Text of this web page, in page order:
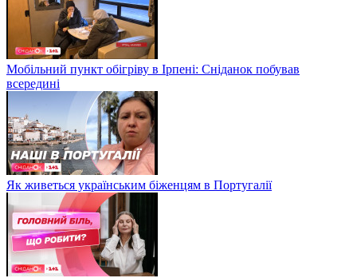
Мобільний пункт обігріву в Ірпені: Сніданок побував
всередині
Як живеться українським біженцям в Португалії